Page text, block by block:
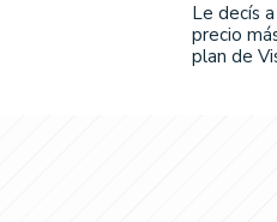
Le decís
precio
plan de